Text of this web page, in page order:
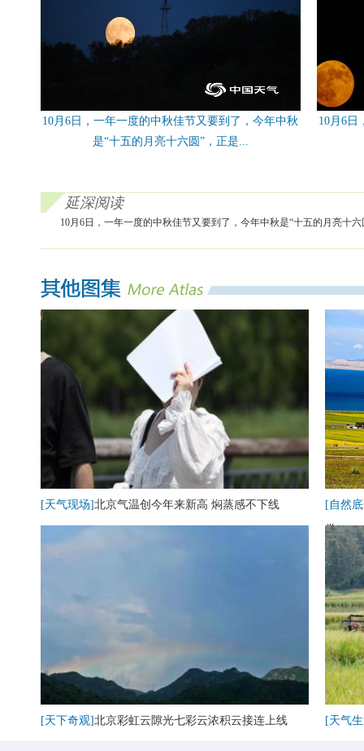
10月6日，一年一度的中秋佳节又要到了，今年中秋
是“十五的月亮十六圆”，正是...
10月6日
延深阅读
10月6日，一年一度的中秋佳节又要到了，今年中秋是“十五的月亮十
[天气现场]北京气温创今年来新高 焖蒸感不下线
[自然
卷
[天下奇观]北京彩虹云隙光七彩云浓积云接连上线 [天气